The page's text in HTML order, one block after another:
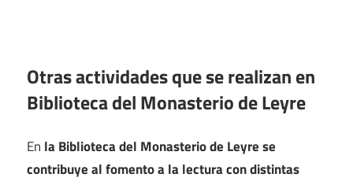
Otras actividades que se realizan en
Biblioteca del Monasterio de Leyre
En la Biblioteca del Monasterio de Leyre se
contribuye al fomento a la lectura con distintas